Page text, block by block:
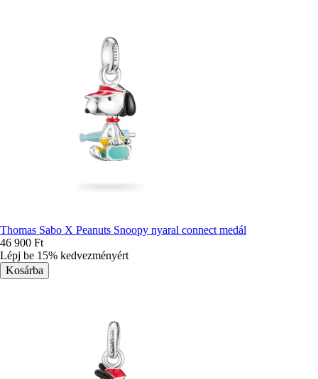
Thomas Sabo X Peanuts Snoopy nyaral connect medál
46 900 Ft
Lépj be 15% kedvezményért